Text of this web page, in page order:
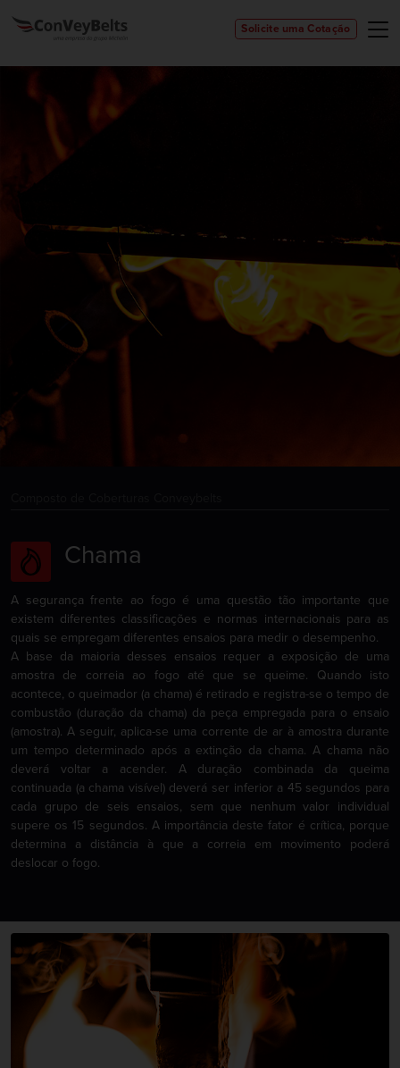
Solicite uma Cotação
Chama
A segurança frente ao fogo é uma questão tão importante que
existem diferentes classificações e normas internacionais para as
quais se empregam diferentes ensaios para medir o desempenho.
A base da maioria desses ensaios requer a exposição de uma
amostra de correia ao fogo até que se queime. Quando isto
acontece, o queimador (a chama) é retirado e registra-se o tempo de
combustão (duração da chama) da peça empregada para o ensaio
(amostra). A seguir, aplica-se uma corrente de ar à amostra durante
um tempo determinado após a extinção da chama. A chama não
deverá voltar a acender. A duração combinada da queima
continuada (a chama visível) deverá ser inferior a 45 segundos para
cada grupo de seis ensaios, sem que nenhum valor individual
supere os 15 segundos. A importância deste fator é crítica, porque
determina a distância à que a correia em movimento poderá
deslocar o fogo.